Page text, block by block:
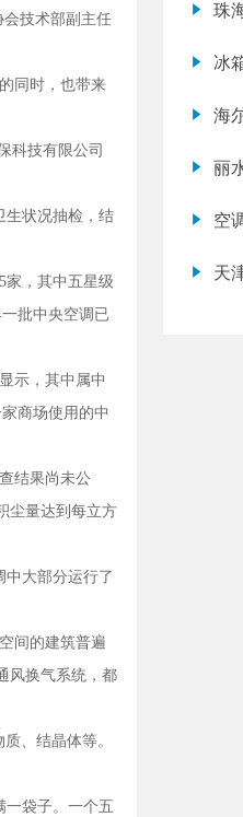
技术部副主任
同时，也带来
科技有限公司
生状况抽检，结
家，其中五星级
批中央空调已
示，其中属中
商场使用的中
结果尚未公
尘量达到每立方
中大部分运行了
间的建筑普遍
风换气系统，都
、结晶体等。
一袋子。一个五
珠
冰
海
丽
空
天